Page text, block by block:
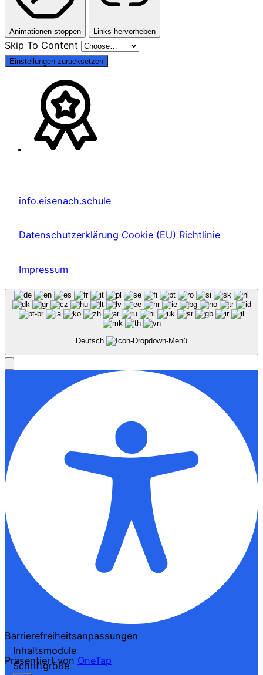
Animationen stoppen Links hervorheben
Skip To Content
Einstellungen zurücksetzen
info.eisenach.schule
Datenschutzerklärung Cookie (EU) Richtlinie
Impressum
Deutsch
Barrierefreiheitsanpassungen
Präsentiert von OneTap
Inhaltsmodule
Schriftgröße